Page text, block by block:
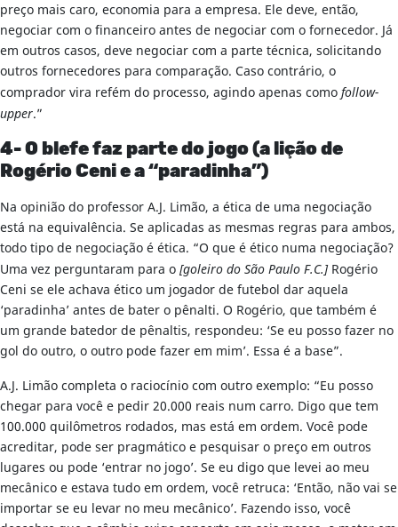
preço mais caro, economia para a empresa. Ele deve, então,
negociar com o financeiro antes de negociar com o fornecedor. Já
em outros casos, deve negociar com a parte técnica, solicitando
outros fornecedores para comparação. Caso contrário, o
comprador vira refém do processo, agindo apenas como follow-
upper.”
4- O blefe faz parte do jogo (a lição de
Rogério Ceni e a “paradinha”)
Na opinião do professor A.J. Limão, a ética de uma negociação
está na equivalência. Se aplicadas as mesmas regras para ambos,
todo tipo de negociação é ética. “O que é ético numa negociação?
Uma vez perguntaram para o [goleiro do São Paulo F.C.] Rogério
Ceni se ele achava ético um jogador de futebol dar aquela
‘paradinha’ antes de bater o pênalti. O Rogério, que também é
um grande batedor de pênaltis, respondeu: ‘Se eu posso fazer no
gol do outro, o outro pode fazer em mim’. Essa é a base”.
A.J. Limão completa o raciocínio com outro exemplo: “Eu posso
chegar para você e pedir 20.000 reais num carro. Digo que tem
100.000 quilômetros rodados, mas está em ordem. Você pode
acreditar, pode ser pragmático e pesquisar o preço em outros
lugares ou pode ‘entrar no jogo’. Se eu digo que levei ao meu
mecânico e estava tudo em ordem, você retruca: ‘Então, não vai se
importar se eu levar no meu mecânico’. Fazendo isso, você